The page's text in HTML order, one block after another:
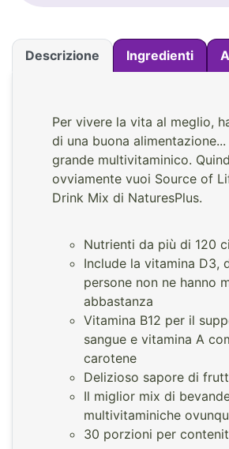
Descrizione Ingredienti
Per vivere la vita al meglio,
di una buona
grande multivitaminico.
ovviamente vuoi Source of
Drink Mix di NaturesPlus.
Nutrienti da più di 120
Include la vitamina D3,
persone non ne hanno
abbastanza
Vitamina B12 per il
sangue e vitamina A
carotene
Delizioso sapore di
Il miglior mix di
multivitaminiche
30 porzioni per